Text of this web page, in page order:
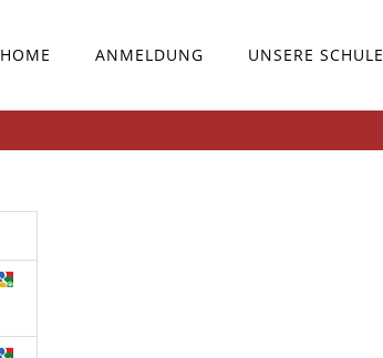
HOME ANMELDUNG UNSERE SCHULE